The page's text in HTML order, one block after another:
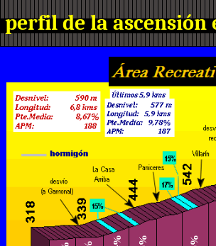
perfil de la ascensión